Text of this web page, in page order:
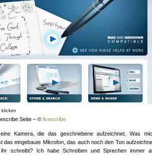
klicken
Seite – © livescribe
Kamera, die das geschriebene aufzeichnet. Was
das eingebaute Mikrofon, das auch noch den Ton
schreibt? Ich habe Schreiben und Sprechen immer